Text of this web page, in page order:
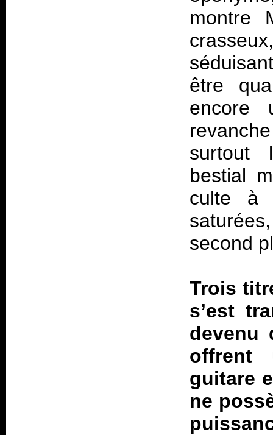
montre
être
encore
surtout
bestial
culte à
second
Trois
s’est
devenu
offrent
guitare
ne